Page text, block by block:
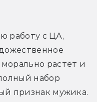
работу с ЦА,
растёт и
набор
признак мужика.